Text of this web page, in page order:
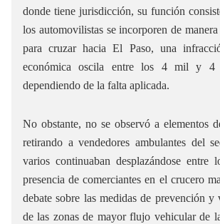
donde tiene jurisdicción, su función
los automovilistas se incorporen de
para cruzar hacia El Paso, una
económica oscila entre los 4 mil y 4
dependiendo de la falta aplicada.
No obstante, no se observó a elementos
retirando a vendedores ambulantes del
varios continuaban desplazándose entre
presencia de comerciantes en el crucero
debate sobre las medidas de prevención y
de las zonas de mayor flujo vehicular de